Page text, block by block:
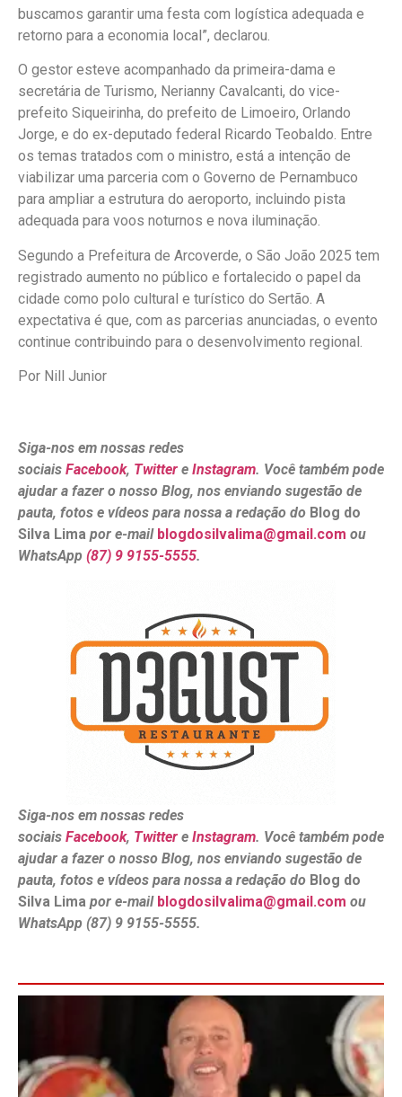
buscamos garantir uma festa com logística adequada e
retorno para a economia local”, declarou.
O gestor esteve acompanhado da primeira-dama e
secretária de Turismo, Nerianny Cavalcanti, do vice-
prefeito Siqueirinha, do prefeito de Limoeiro, Orlando
Jorge, e do ex-deputado federal Ricardo Teobaldo. Entre
os temas tratados com o ministro, está a intenção de
viabilizar uma parceria com o Governo de Pernambuco
para ampliar a estrutura do aeroporto, incluindo pista
adequada para voos noturnos e nova iluminação.
Segundo a Prefeitura de Arcoverde, o São João 2025 tem
registrado aumento no público e fortalecido o papel da
cidade como polo cultural e turístico do Sertão. A
expectativa é que, com as parcerias anunciadas, o evento
continue contribuindo para o desenvolvimento regional.
Por Nill Junior
Siga-nos em nossas redes
sociais Facebook, Twitter e Instagram. Você também pode
ajudar a fazer o nosso Blog, nos enviando sugestão de
pauta, fotos e vídeos para nossa a redação do Blog do
Silva Lima por e-mail blogdosilvalima@gmail.com ou
WhatsApp (87) 9 9155-5555.
Siga-nos em nossas redes
sociais Facebook, Twitter e Instagram. Você também pode
ajudar a fazer o nosso Blog, nos enviando sugestão de
pauta, fotos e vídeos para nossa a redação do Blog do
Silva Lima por e-mail blogdosilvalima@gmail.com ou
WhatsApp (87) 9 9155-5555.